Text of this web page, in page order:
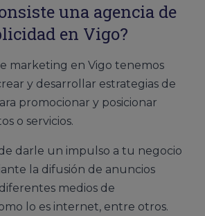
una agencia de
en Vigo?
marketing en Vigo tenemos
y desarrollar estrategias de
promocionar y posicionar
o servicios.
darle un impulso a tu negocio
la difusión de anuncios
medios de
lo es internet, entre otros.